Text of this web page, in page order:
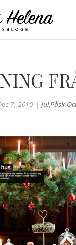
7, 2010 |Jul,påsk